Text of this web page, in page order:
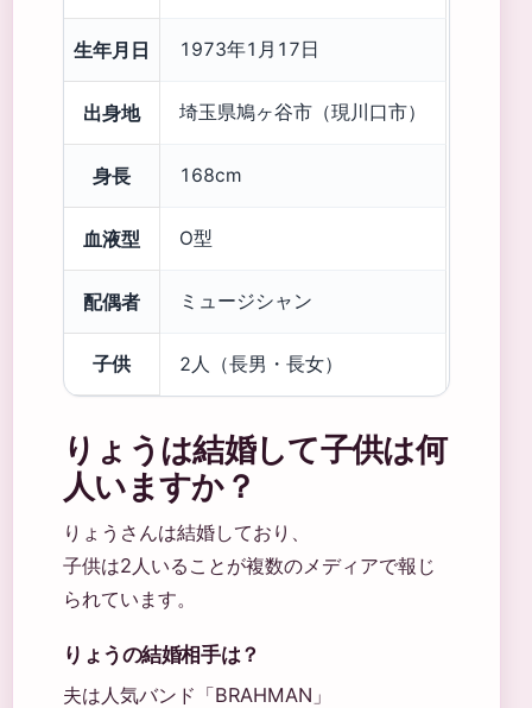
生年月日 1973年1月17日
出身地 埼玉県鳩ヶ谷市（現川口市）
身長 168cm
血液型 O型
配偶者 ミュージシャン
子供 2人（長男・長女）
りょうは結婚して子供は何
人いますか？
りょうさんは結婚しており、
子供は2人いることが複数のメディアで報じ
られています。
りょうの結婚相手は？
夫は人気バンド「BRAHMAN」